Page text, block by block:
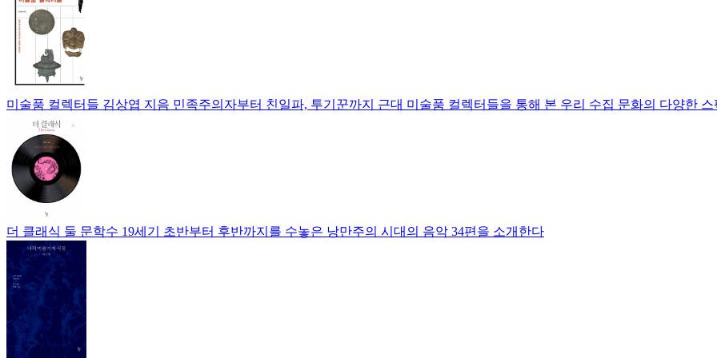
미술품 컬렉터들 김상엽 지음 민족주의자부터 친일파, 투기꾼까지 근대 미술품 컬렉터들을 통해 본 우리 수집 문화의 다양한
더 클래식 둘 문학수 19세기 초반부터 후반까지를 수놓은 낭만주의 시대의 음악 34편을 소개한다